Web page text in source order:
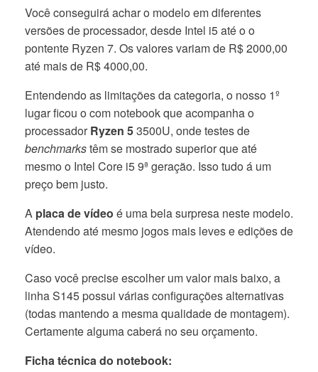
Você conseguirá achar o modelo em diferentes
versões de processador, desde Intel i5 até o o
pontente Ryzen 7. Os valores variam de R$ 2000,00
até mais de R$ 4000,00.
Entendendo as limitações da categoria, o nosso 1º
lugar ficou o com notebook que acompanha o
processadorRyzen 53500U, onde testes de
benchmarkstêm se mostrado superior que até
mesmo o Intel Core i5 9ª geração. Isso tudo á um
preço bem justo.
A placa de vídeo é uma bela surpresa neste modelo.
Atendendo até mesmo jogos mais leves e edições de
vídeo.
Caso você precise escolher um valor mais baixo, a
linha S145 possui várias configurações alternativas
(todas mantendo a mesma qualidade de montagem).
Certamente alguma caberá no seu orçamento.
Ficha técnica do notebook: